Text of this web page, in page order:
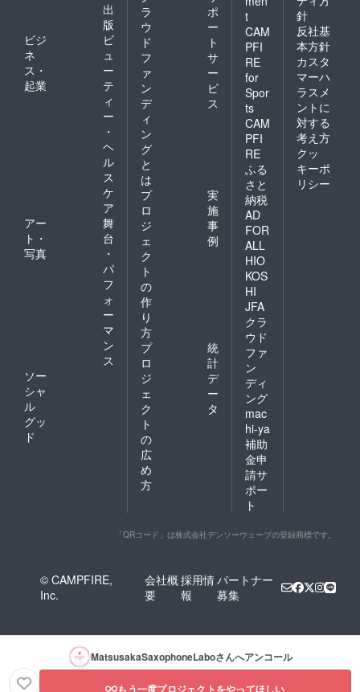
出
版
ビジ
ネ
ス・
起業
ビ
ュ
ー
テ
ィ
ー
・
ヘ
ル
ス
ケ
ア
アー
ト・
写真
舞
台
・
パ
フ
ォ
ー
マ
ン
ス
ソー
シャ
ル
グッ
ド
ラ
ウ
ド
フ
ァ
ン
デ
ィ
ン
グ
と
は
ポ
ー
ト
サ
ー
ビ
ス
プ
ロ
ジ
ェ
ク
ト
の
作
り
方
実
施
事
例
プ
ロ
ジ
ェ
ク
ト
の
広
め
方
統
計
デ
ー
タ
t
CAM
PFI
RE
for
Spor
ts
CAM
PFI
RE
ふる
さと
納税
AD
FOR
ALL
HIO
KOS
HI
JFA
クラ
ウド
ファ
ン
ディ
ング
mac
hi-ya
補助
金申
請サ
ポー
ト
針
反社基
本方針
カスタ
マーハ
ラスメ
ントに
対する
考え方
クッ
キーポ
リシー
「QRコード」は株式会社デンソーウェーブの登録商標です。
© CAMPFIRE,
Inc.
会社概
要
採用情
報
パートナー
募集
MatsusakaSaxophoneLaboさんへアンコール
もう一度プロジェクトをやってほしい